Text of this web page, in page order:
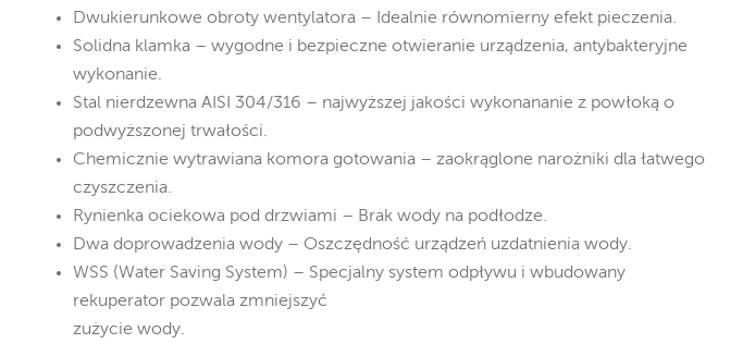
Dwukierunkowe obroty wentylatora – Idealnie równomierny efekt pieczenia.
Solidna klamka – wygodne i bezpieczne otwieranie urządzenia, antybakteryjne
wykonanie.
Stal nierdzewna AISI 304/316 – najwyższej jakości wykonananie z powłoką o
podwyższonej trwałości.
Chemicznie wytrawiana komora gotowania – zaokrąglone narożniki dla łatwego
czyszczenia.
Rynienka ociekowa pod drzwiami – Brak wody na podłodze.
Dwa doprowadzenia wody – Oszczędność urządzeń uzdatnienia wody.
WSS (Water Saving System) – Specjalny system odpływu i wbudowany
rekuperator pozwala zmniejszyć
zużycie wody.